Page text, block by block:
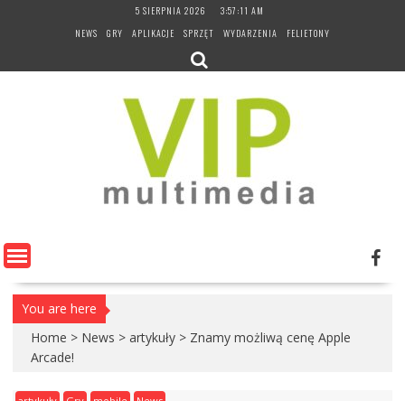
5 SIERPNIA 2026
3:57:12 AM
NEWS
GRY APLIKACJE SPRZĘT WYDARZENIA FELIETONY
You are here
Home > News > artykuły > Znamy możliwą cenę Apple
Arcade!